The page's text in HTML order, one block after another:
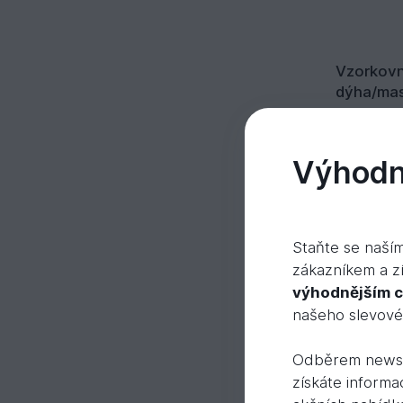
dýha/
Staňte se
zákazníkem a
výhodnějším
našeho
Odběrem
získáte